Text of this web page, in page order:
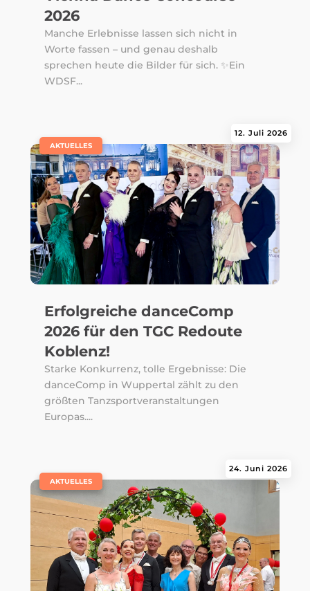
2026
Manche Erlebnisse lassen sich nicht in
Worte fassen – und genau deshalb
sprechen heute die Bilder für sich. ✨Ein
WDSF...
Erfolgreiche danceComp
2026 für den TGC Redoute
Koblenz!
12. Juli 2026
AKTUELLES
Starke Konkurrenz, tolle Ergebnisse: Die
danceComp in Wuppertal zählt zu den
größten Tanzsportveranstaltungen
Europas....
24. Juni 2026
AKTUELLES